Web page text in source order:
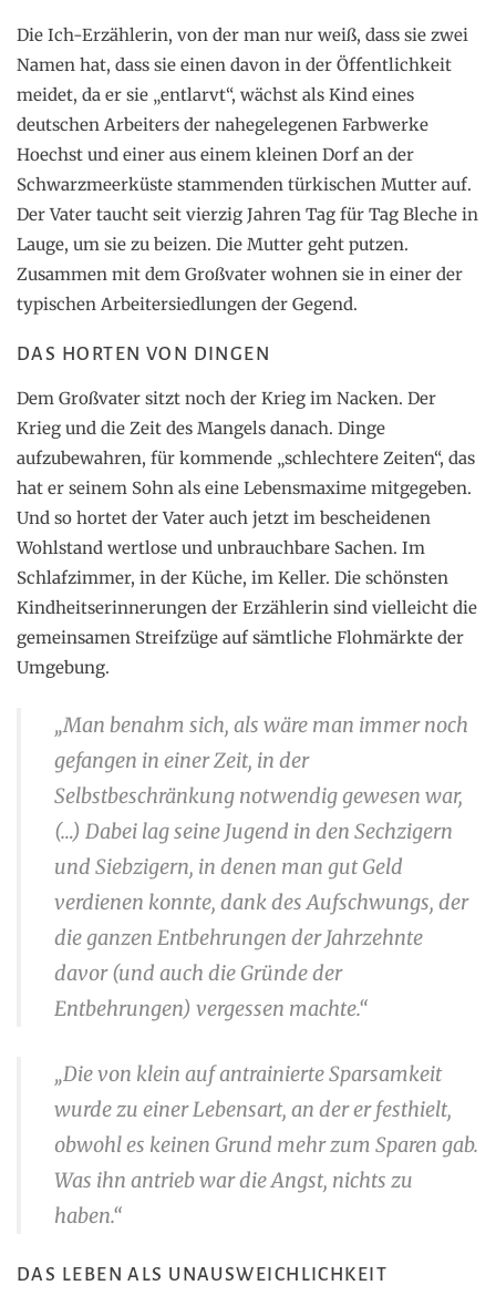
Die Ich-Erzählerin, von der man nur weiß, dass sie zwei
Namen hat, dass sie einen davon in der Öffentlichkeit
meidet, da er sie „entlarvt“, wächst als Kind eines
deutschen Arbeiters der nahegelegenen Farbwerke
Hoechst und einer aus einem kleinen Dorf an der
Schwarzmeerküste stammenden türkischen Mutter auf.
Der Vater taucht seit vierzig Jahren Tag für Tag Bleche in
Lauge, um sie zu beizen. Die Mutter geht putzen.
Zusammen mit dem Großvater wohnen sie in einer der
typischen Arbeitersiedlungen der Gegend.
DAS HORTEN VON DINGEN
Dem Großvater sitzt noch der Krieg im Nacken. Der
Krieg und die Zeit des Mangels danach. Dinge
aufzubewahren, für kommende „schlechtere Zeiten“, das
hat er seinem Sohn als eine Lebensmaxime mitgegeben.
Und so hortet der Vater auch jetzt im bescheidenen
Wohlstand wertlose und unbrauchbare Sachen. Im
Schlafzimmer, in der Küche, im Keller. Die schönsten
Kindheitserinnerungen der Erzählerin sind vielleicht die
gemeinsamen Streifzüge auf sämtliche Flohmärkte der
Umgebung.
„Man benahm sich, als wäre man immer noch
gefangen in einer Zeit, in der
Selbstbeschränkung notwendig gewesen war,
(…) Dabei lag seine Jugend in den Sechzigern
und Siebzigern, in denen man gut Geld
verdienen konnte, dank des Aufschwungs, der
die ganzen Entbehrungen der Jahrzehnte
davor (und auch die Gründe der
Entbehrungen) vergessen machte.“
„Die von klein auf antrainierte Sparsamkeit
wurde zu einer Lebensart, an der er festhielt,
obwohl es keinen Grund mehr zum Sparen gab.
Was ihn antrieb war die Angst, nichts zu
haben.“
DAS LEBEN ALS UNAUSWEICHLICHKEIT